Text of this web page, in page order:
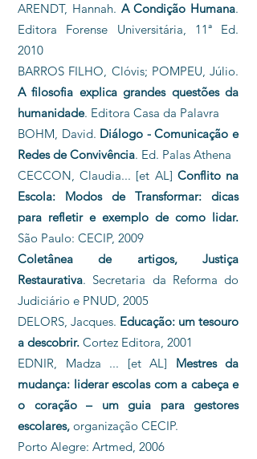
ARENDT, Hannah. A Condição Humana.
Editora Forense Universitária, 11ª Ed.
2010
BARROS FILHO, Clóvis; POMPEU, Júlio.
A filosofia explica grandes questões da
humanidade. Editora Casa da Palavra
BOHM, David. Diálogo - Comunicação e
Redes de Convivência. Ed. Palas Athena
CECCON, Claudia... [et AL] Conflito na
Escola: Modos de Transformar: dicas
para refletir e exemplo de como lidar.
São Paulo: CECIP, 2009
Coletânea de artigos, Justiça
Restaurativa. Secretaria da Reforma do
Judiciário e PNUD, 2005
DELORS, Jacques. Educação: um tesouro
a descobrir. Cortez Editora, 2001
EDNIR, Madza ... [et AL] Mestres da
mudança: liderar escolas com a cabeça e
o coração – um guia para gestores
escolares, organização CECIP.
Porto Alegre: Artmed, 2006